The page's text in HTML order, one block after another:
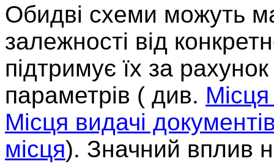
Обидві схеми можуть
залежності від
підтримує їх за
параметрів ( див.
Місця видачі
місця). Значний вплив